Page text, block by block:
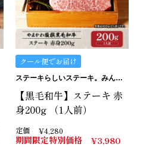
クール便でお届け
ステーキらしいステーキ。みんなにおすすめの赤身です。
【黒毛和牛】ステーキ 赤
身200g （1人前）
定価 ¥4,280
期間限定特別価格 ¥3,980